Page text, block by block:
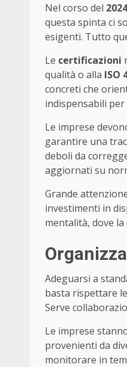
Nel corso del 2024
questa spinta ci
esigenti. Tutto
Le certificazioni
qualità o alla ISO
concreti che
indispensabili
Le imprese
garantire una
deboli da
aggiornati su
Grande
investimenti in
mentalità, dove
Adeguarsi a
basta rispettare
Serve
Le imprese
provenienti da
monitorare in